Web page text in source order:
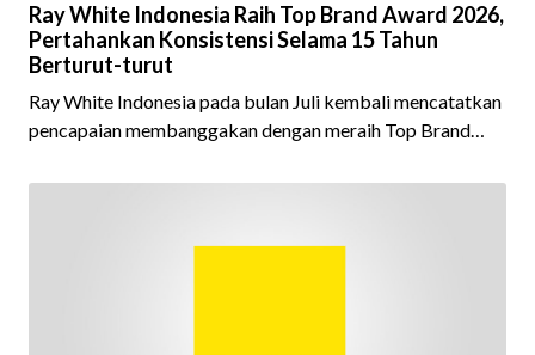
Ray White Indonesia Raih Top Brand Award 2026,
Pertahankan Konsistensi Selama 15 Tahun
Berturut-turut
Ray White Indonesia pada bulan Juli kembali mencatatkan
pencapaian membanggakan dengan meraih Top Brand
ini menjadi semakin istimewa karena Ray White Indonesia
tahun berturut-turut, sebuah bukti nyata atas konsistensi,